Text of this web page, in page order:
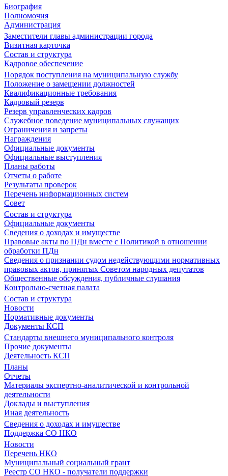
Биография
Полномочия
Администрация
Заместители главы администрации города
Визитная карточка
Состав и структура
Кадровое обеспечение
Порядок поступления на муниципальную службу
Положение о замещении должностей
Квалификационные требования
Кадровый резерв
Резерв управленческих кадров
Служебное поведение муниципальных служащих
Ограничения и запреты
Награждения
Официальные документы
Официальные выступления
Планы работы
Отчеты о работе
Результаты проверок
Перечень информационных систем
Совет
Состав и структура
Официальные документы
Сведения о доходах и имуществе
Правовые акты по ПДн вместе с Политикой в отношении
обработки ПДн
Сведения о признании судом недействующими нормативных
правовых актов, принятых Советом народных депутатов
Общественные обсуждения, публичные слушания
Контрольно-счетная палата
Состав и структура
Новости
Нормативные документы
Документы КСП
Стандарты внешнего муниципального контроля
Прочие документы
Деятельность КСП
Планы
Отчеты
Материалы экспертно-аналитической и контрольной
деятельности
Доклады и выступления
Иная деятельность
Сведения о доходах и имуществе
Поддержка СО НКО
Новости
Перечень НКО
Муниципальный социальный грант
Реестр СО НКО - получатели поддержки